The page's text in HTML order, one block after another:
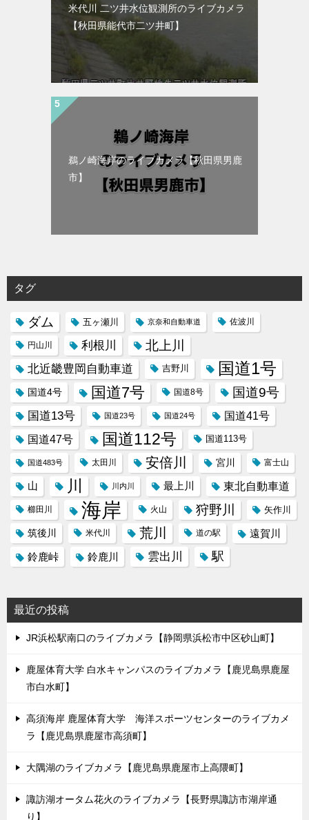
米代川 二ツ井水位観測所のライブカメラ
【秋田県能代市二ツ井町】
鵜ノ崎海岸のライブカメラ【秋田県男鹿
市】
タグ
ダム 五ヶ瀬川 京奈和自動車道 佐波川
円山川 利根川 北上川
北近畿豊岡自動車道 吉野川 国道1号
国道4号 国道7号 国道8号 国道9号
国道13号 国道23号 国道24号 国道41号
国道47号 国道112号 国道113号
国道483号 太田川 安倍川 宮川 富士山
山 川 川内川 最上川 東北自動車道
櫛田川 海岸 火山 狩野川 矢作川
筑後川 米代川 荒川 道の駅
遠賀川
鈴鹿峠
鈴鹿川 雲出川 駅
最近の投稿
JR浜松駅南口のライブカメラ【静岡県浜松市中区砂山町】
鹿屋体育大学 白水キャンパスのライブカメラ【鹿児島県鹿屋
市白水町】
高須海岸 鹿屋体育大学 海洋スポーツセンターのライブカメ
ラ【鹿児島県鹿屋市高須町】
大隅湖のライブカメラ【鹿児島県鹿屋市上高隈町】
諏訪湖オータム花火のライブカメラ【長野県諏訪市湖岸通
り】